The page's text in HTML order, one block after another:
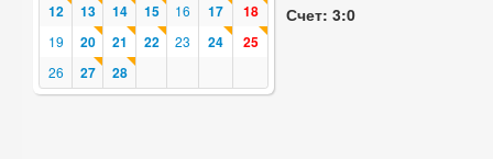
12
13 14 15 16 17 18
19 20 21 22 23 24 25
26 27 28
Счет: 3:0